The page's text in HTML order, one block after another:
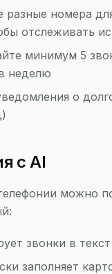
разные номера
отслеживать
минимум 5
неделю
о
с AI
можно
звонки в текст
заполняет